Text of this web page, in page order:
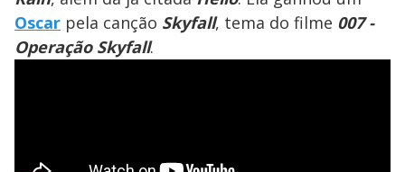
Oscar pela canção Skyfall, tema do filme 007 -
Operação Skyfall.